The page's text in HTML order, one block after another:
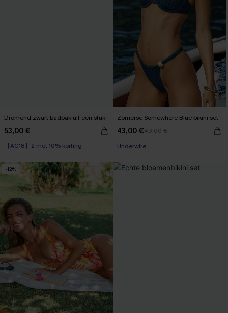
Dromend zwart badpak uit één stuk
53,00 €
【AG18】2 met 10% korting
Underwire
Zomerse Somewhere Blue bikini set
43,00 €49,00 €
Underwire
-12%